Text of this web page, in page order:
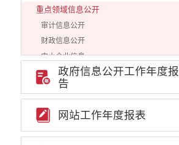
重点领域信息公开
审计信息公开
财政信息公开
中小企业信息
行政审批信息
环保信息
就业创业
文化、旅游
政府信息公开工作年度报
告
网站工作年度报表